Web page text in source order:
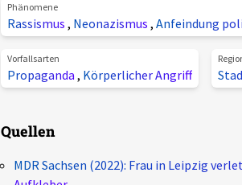
Phänomene
Rassismus , Neonazismus , Anfeindung
Vorfallsarten
Propaganda , Körperlicher Angriff
Quellen
MDR Sachsen (2022): Frau in Leipzig